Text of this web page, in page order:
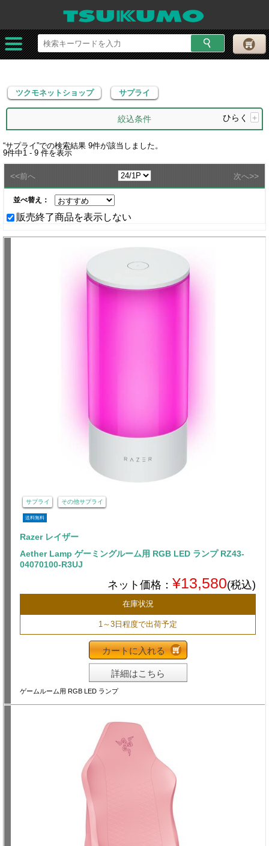
ツクモネットショップ サプライ
ツクモネットショップ サプライ
絞込条件 ひらく +
“サプライ”での検索結果 9件が該当しました。
9件中1 - 9 件を表示
<<前へ 次へ>>
並べ替え：
販売終了商品を表示しない
サプライ その他サプライ
送料無料
Razer レイザー
Aether Lamp ゲーミングルーム用 RGB LED ランプ RZ43-
04070100-R3UJ
ネット価格： ¥13,580(税込)
在庫状況
1～3日程度で出荷予定
カートに入れる
詳細はこちら
ゲームルーム用 RGB LED ランプ